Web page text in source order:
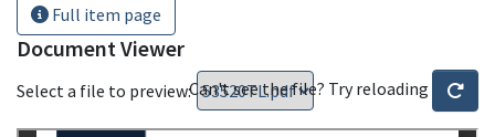
Full item page
Document Viewer
Select a file to preview:Can't see the file? Try reloading